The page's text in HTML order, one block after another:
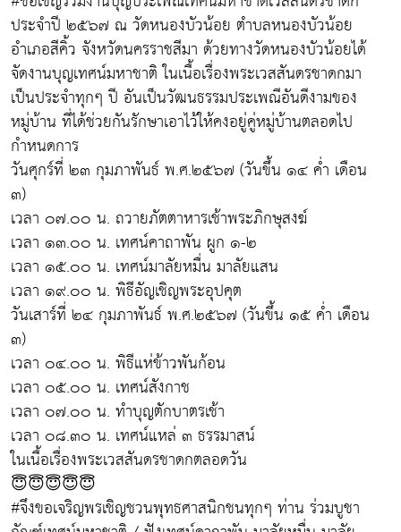
ประจำปี ๒๕๖๗ ณ วัดหนองบัวน้อย ตำบลหนองบัวน้อย
อำเภอสีคิ้ว จังหวัดนครราชสีมา ด้วยทางวัดหนองบัวน้อยได้
จัดงานบุญเทศน์มหาชาติ ในเนื้อเรื่องพระเวสสันดรชาดกมา
เป็นประจำทุกๆ ปี อันเป็นวัฒนธรรมประเพณีอันดีงามของ
หมู่บ้าน ที่ได้ช่วยกันรักษาเอาไว้ให้คงอยู่คู่หมู่บ้านตลอดไป
กำหนดการ
วันศุกร์ที่ ๒๓ กุมภาพันธ์ พ.ศ.๒๕๖๗ (วันขึ้น ๑๔ ค่ำ เดือน
๓)
เวลา ๐๗.๐๐ น. ถวายภัตตาหารเช้าพระภิกษุสงฆ์
เวลา ๑๓.๐๐ น. เทศน์คาถาพัน ผูก ๑-๒
เวลา ๑๕.๐๐ น. เทศน์มาลัยหมื่น มาลัยแสน
เวลา ๑๙.๐๐ น. พิธีอัญเชิญพระอุปคุต
วันเสาร์ที่ ๒๔ กุมภาพันธ์ พ.ศ.๒๕๖๗ (วันขึ้น ๑๕ ค่ำ เดือน
๓)
เวลา ๐๔.๐๐ น. พิธีแห่ข้าวพันก้อน
เวลา ๐๕.๐๐ น. เทศน์สังกาช
เวลา ๐๗.๐๐ น. ทำบุญตักบาตรเช้า
เวลา ๐๘.๓๐ น. เทศน์แหล่ ๓ ธรรมาสน์
ในเนื้อเรื่องพระเวสสันดรชาดกตลอดวัน
😇😇😇😇😇
#จึงขอเจริญพรเชิญชวนพุทธศาสนิกชนทุกๆ ท่าน ร่วมบูชา